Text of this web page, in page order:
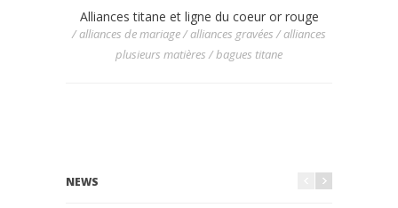
Alliances titane et ligne du coeur or rouge
/ alliances de mariage / alliances gravées / alliances
plusieurs matières / bagues titane
NEWS